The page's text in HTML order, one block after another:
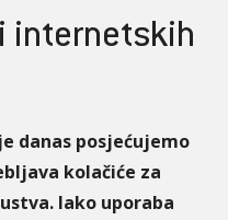
internetskih
danas posjećujemo
kolačiće za
Iako uporaba